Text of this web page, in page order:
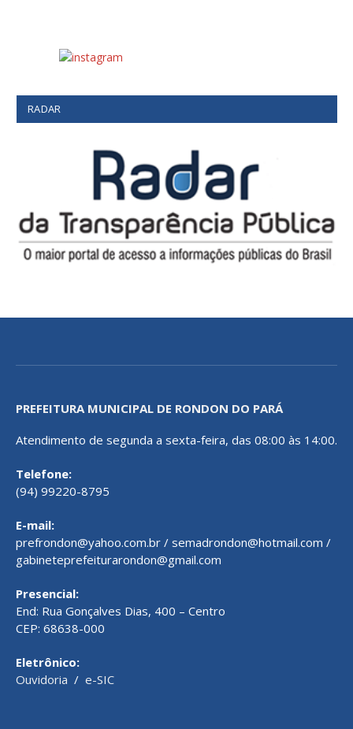
RADAR
PREFEITURA MUNICIPAL DE RONDON DO PARÁ
Atendimento de segunda a sexta-feira, das 08:00 às 14:00.
Telefone:
(94) 99220-8795
E-mail:
prefrondon@yahoo.com.br / semadrondon@hotmail.com /
gabineteprefeiturarondon@gmail.com
Presencial:
End: Rua Gonçalves Dias, 400 – Centro
CEP: 68638-000
Eletrônico:
Ouvidoria / e-SIC